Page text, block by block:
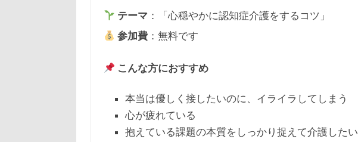
テーマ ：「心穏やかに認知症介護をするコツ」
参加費 ：無料です
こんな方におすすめ
本当は優しく接したいのに、イライラしてしまう
心が疲れている
抱えている課題の本質をしっかり捉えて介護したい